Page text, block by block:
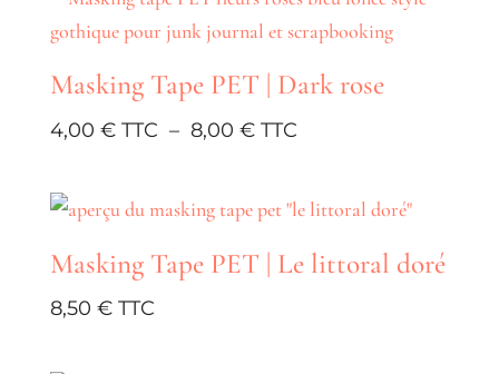
Masking Tape PET | Dark rose
4,00 € – 8,00 €
Plage
prix :
à
Masking Tape PET | Le littoral doré
8,50 €